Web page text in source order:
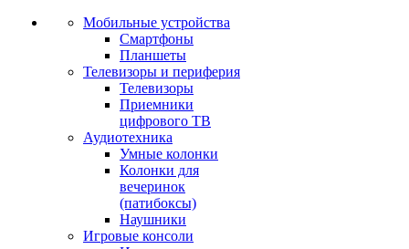
Мобильные устройства
Смартфоны
Планшеты
Телевизоры и периферия
Телевизоры
Приемники
цифрового ТВ
Аудиотехника
Умные колонки
Колонки для
вечеринок
(патибоксы)
Наушники
Игровые консоли